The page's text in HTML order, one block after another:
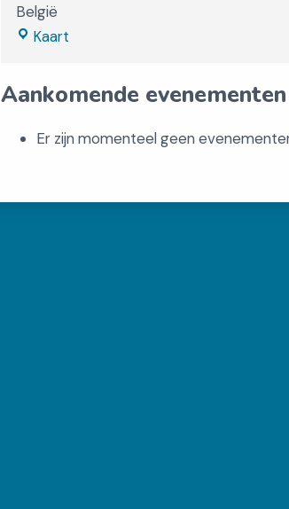
België
KaartSint
Aankomende evenementen
Er zijn momenteel geen